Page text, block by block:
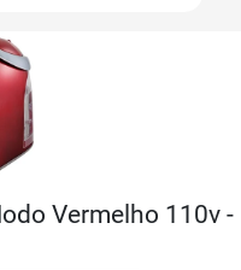
Vermelho 110v -